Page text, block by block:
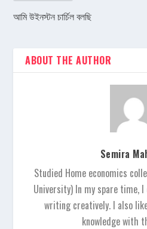
আমি উইনস্টন চার্চিল বলছি
ABOUT THE AUTHOR
Semira
Studied Home economics
University) In my spare time, I
writing creatively. I also
knowledge with